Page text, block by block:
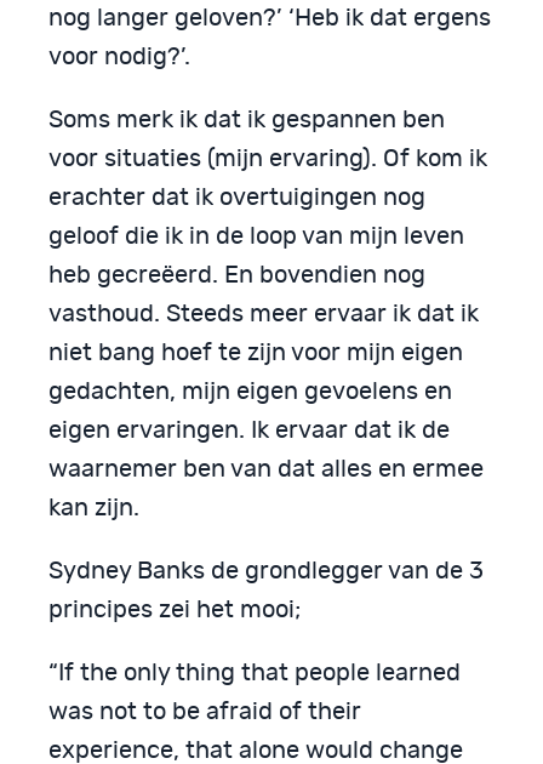
nog langer geloven?’ ‘Heb ik dat ergens
voor nodig?’.
Soms merk ik dat ik gespannen ben
voor situaties (mijn ervaring). Of kom ik
erachter dat ik overtuigingen nog
geloof die ik in de loop van mijn leven
heb gecreëerd. En bovendien nog
vasthoud. Steeds meer ervaar ik dat ik
niet bang hoef te zijn voor mijn eigen
gedachten, mijn eigen gevoelens en
eigen ervaringen. Ik ervaar dat ik de
waarnemer ben van dat alles en ermee
kan zijn.
Sydney Banks de grondlegger van de 3
principes zei het mooi;
“If the only thing that people learned
was not to be afraid of their
experience, that alone would change